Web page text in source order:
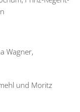
Wagner,
und Moritz